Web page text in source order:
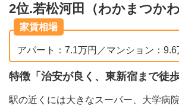
2位.若松河田（わかまつかわ
家賃相場
アパート：7.1万円／マンション：9.6
特徴「治安が良く、東新宿まで徒歩
駅の近くには大きなスーパー、大学病